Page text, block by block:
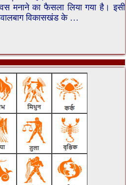
मनाने का फैसला लिया गया है। इसी
विकासखंड के …